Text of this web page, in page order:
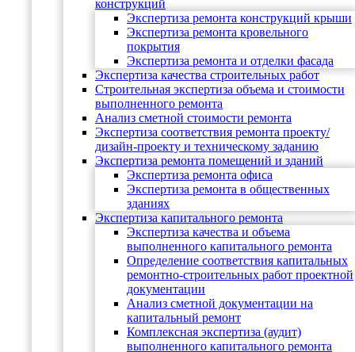
конструкций
Экспертиза ремонта конструкций крыши
Экспертиза ремонта кровельного
покрытия
Экспертиза ремонта и отделки фасада
Экспертиза качества строительных работ
Строительная экспертиза объема и стоимости
выполненного ремонта
Анализ сметной стоимости ремонта
Экспертиза соответствия ремонта проекту/
дизайн-проекту и техническому заданию
Экспертиза ремонта помещений и зданий
Экспертиза ремонта офиса
Экспертиза ремонта в общественных
зданиях
Экспертиза капитального ремонта
Экспертиза качества и объема
выполненного капитального ремонта
Определение соответствия капитальных
ремонтно-строительных работ проектной
документации
Анализ сметной документации на
капитальный ремонт
Комплексная экспертиза (аудит)
выполненного капитального ремонта